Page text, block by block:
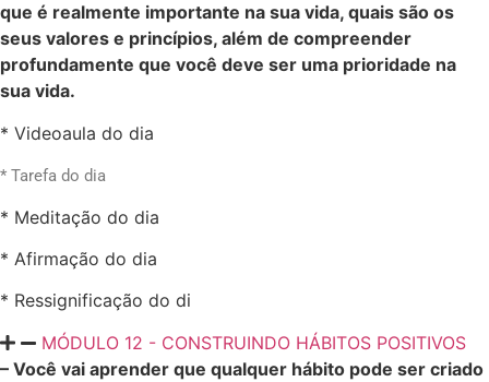
que é realmente importante na sua vida, quais são os
seus valores e princípios, além de compreender
profundamente que você deve ser uma prioridade na
sua vida.
* Videoaula do dia
* Tarefa do dia
* Meditação do dia
* Afirmação do dia
* Ressignificação do di
MÓDULO 12 - CONSTRUINDO HÁBITOS POSITIVOS
– Você vai aprender que qualquer hábito pode ser criado